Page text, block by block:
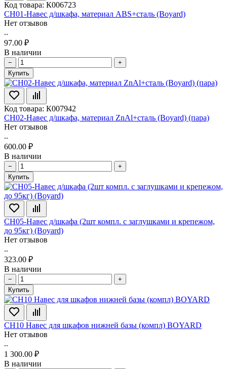
Код товара: К006723
CH01-Навес д/шкафа, материал ABS+сталь (Boyard)
Нет отзывов
..
97.00 ₽
В наличии
−
+
Купить
Код товара: К007942
CH02-Навес д/шкафа, материал ZnAl+сталь (Boyard) (пара)
Нет отзывов
..
600.00 ₽
В наличии
−
+
Купить
CH05-Навес д/шкафа (2шт компл. с заглушками и крепежом,
до 95кг) (Boyard)
Нет отзывов
..
323.00 ₽
В наличии
−
+
Купить
CH10 Навес для шкафов нижней базы (компл) BOYARD
Нет отзывов
..
1 300.00 ₽
В наличии